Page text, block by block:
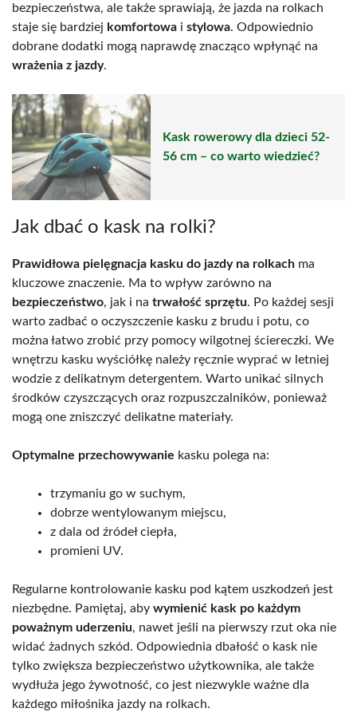
bezpieczeństwa, ale także sprawiają, że jazda na rolkach
staje się bardziej komfortowa i stylowa. Odpowiednio
dobrane dodatki mogą naprawdę znacząco wpłynąć na
wrażenia z jazdy.
Kask rowerowy dla dzieci 52-
56 cm – co warto wiedzieć?
Jak dbać o kask na rolki?
Prawidłowa pielęgnacja kasku do jazdy na rolkach ma
kluczowe znaczenie. Ma to wpływ zarówno na
bezpieczeństwo, jak i na trwałość sprzętu. Po każdej sesji
warto zadbać o oczyszczenie kasku z brudu i potu, co
można łatwo zrobić przy pomocy wilgotnej ściereczki. We
wnętrzu kasku wyściółkę należy ręcznie wyprać w letniej
wodzie z delikatnym detergentem. Warto unikać silnych
środków czyszczących oraz rozpuszczalników, ponieważ
mogą one zniszczyć delikatne materiały.
Optymalne przechowywanie kasku polega na:
trzymaniu go w suchym,
dobrze wentylowanym miejscu,
z dala od źródeł ciepła,
promieni UV.
Regularne kontrolowanie kasku pod kątem uszkodzeń jest
niezbędne. Pamiętaj, aby wymienić kask po każdym
poważnym uderzeniu, nawet jeśli na pierwszy rzut oka nie
widać żadnych szkód. Odpowiednia dbałość o kask nie
tylko zwiększa bezpieczeństwo użytkownika, ale także
wydłuża jego żywotność, co jest niezwykle ważne dla
każdego miłośnika jazdy na rolkach.